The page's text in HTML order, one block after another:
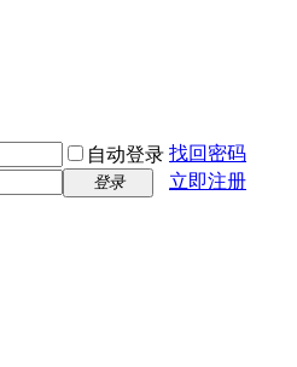
自动登录 找回密码
登录
立即注册